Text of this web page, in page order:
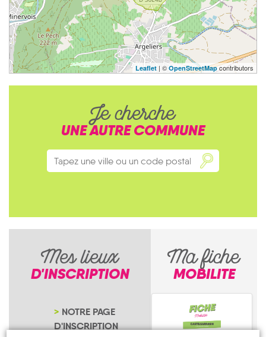
Leaflet | © OpenStreetMapcontributors
Je cherche
UNE AUTRE COMMUNE
Mes lieux
D'INSCRIPTION
NOTRE PAGE
D'INSCRIPTION
Ma fiche
MOBILITE